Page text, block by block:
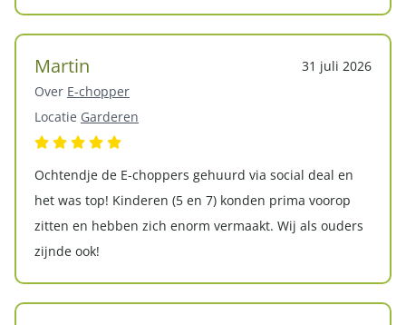
Martin
31 juli 2026
Over E-chopper
Locatie Garderen
Ochtendje de E-choppers gehuurd via social deal en
het was top! Kinderen (5 en 7) konden prima voorop
zitten en hebben zich enorm vermaakt. Wij als ouders
zijnde ook!